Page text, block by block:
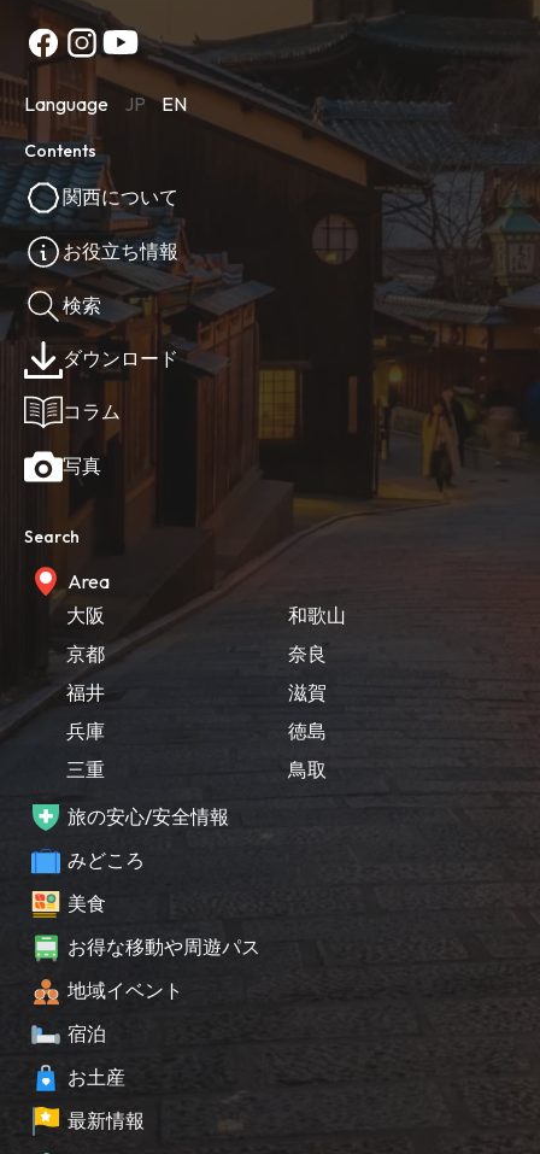
Language JP EN
Contents
関西について
お役立ち情報
検索
ダウンロード
コラム
写真
Search
Area
大阪
京都
福井
兵庫
三重
和歌山
奈良
滋賀
徳島
鳥取
旅の安心/安全情報
みどころ
美食
お得な移動や周遊パス
地域イベント
宿泊
お土産
最新情報